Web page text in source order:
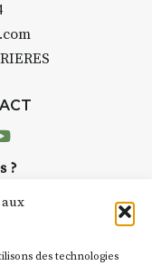
des technologies
Turle, vous
Le Fumoir n’est
1er dimanche
les rues, les
Youtube
?